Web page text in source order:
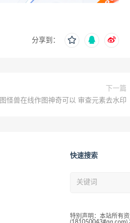
分享到：
下一篇
图怪兽在线作图神奇可以 审查元素去水印
快速搜索
特别声明：本站所有